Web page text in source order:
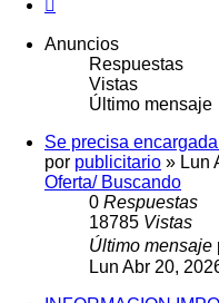
Anuncios
Respuestas
Vistas
Último mensaje
Se precisa
por publicitario » Lun
Oferta/ Buscando
0 Respuestas
18785 Vistas
Último mensaje
Lun Abr 20,